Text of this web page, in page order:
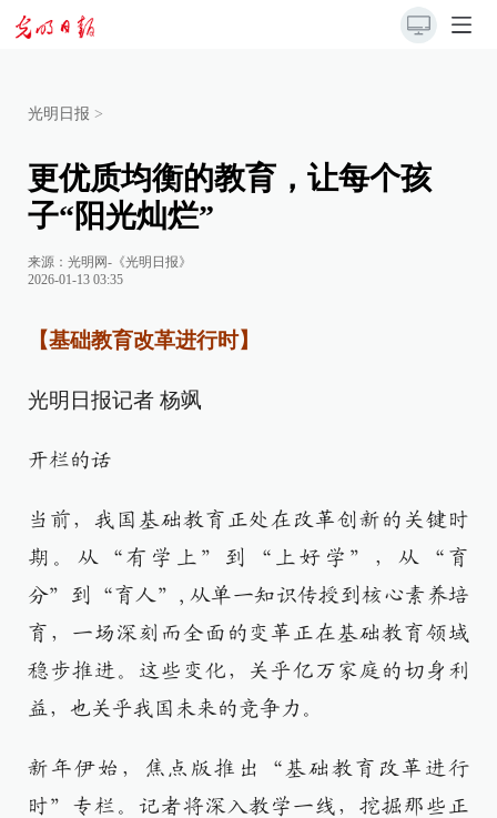
光明日报 >
更优质均衡的教育，让每个孩
子“阳光灿烂”
来源： 光明网-《光明日报》
2026-01-13 03:35
【基础教育改革进行时】
光明日报记者 杨飒
开栏的话
当前，我国基础教育正处在改革创新的关键时
期。从“有学上”到“上好学”，从“育
分”到“育人”,从单一知识传授到核心素养培
育，一场深刻而全面的变革正在基础教育领域
稳步推进。这些变化，关乎亿万家庭的切身利
益，也关乎我国未来的竞争力。
新年伊始，焦点版推出“基础教育改革进行
时”专栏。记者将深入教学一线，挖掘那些正